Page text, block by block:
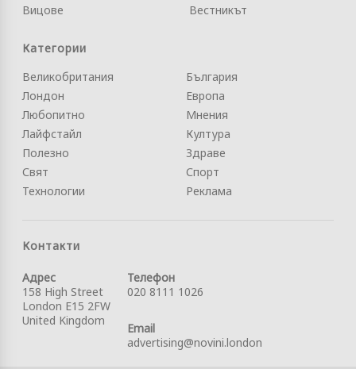
Вицове
Вестникът
Категории
Великобритания
Лондон
Любопитно
Лайфстайл
Полезно
Свят
Технологии
България
Европа
Мнения
Култура
Здраве
Спорт
Реклама
Контакти
Адрес
158 High Street
London E15 2FW
United Kingdom
Телефон
020 8111 1026
Email
advertising@novini.london